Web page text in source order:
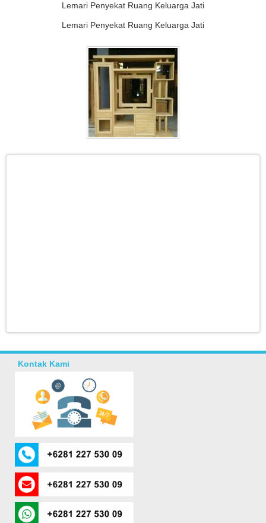
Lemari Penyekat Ruang Keluarga Jati
Lemari Penyekat Ruang Keluarga Jati
Kontak Kami